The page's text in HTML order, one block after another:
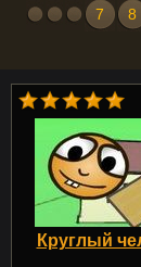
8
7
Круглый